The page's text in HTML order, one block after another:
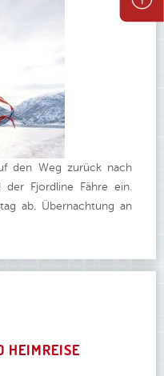
den Weg zurück nach
Fjordline Fähre ein.
ab. Übernachtung an
HEIMREISE